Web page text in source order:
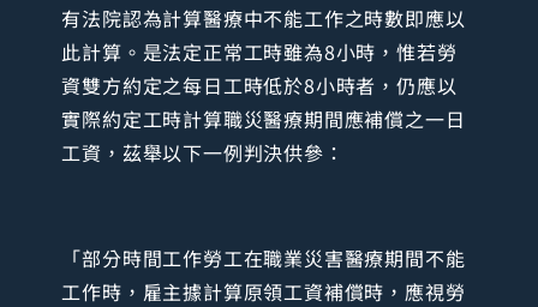
有法院認為計算醫療中不能工作之時數即應以
此計算。是法定正常工時雖為8小時，惟若勞
資雙方約定之每日工時低於8小時者，仍應以
實際約定工時計算職災醫療期間應補償之一日
工資，茲舉以下一例判決供參：
「部分時間工作勞工在職業災害醫療期間不能
工作時，雇主據計算原領工資補償時，應視勞